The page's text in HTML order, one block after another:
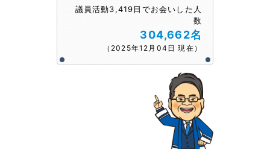
議員活動3,419日でお会いした人
数
304,662名
（2025年12月04日 現在）